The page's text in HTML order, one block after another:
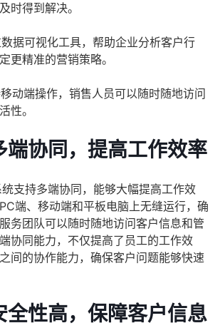
时得到解决。
数据可视化工具，帮助企业分析客户行
更精准的营销策略。
动端操作，销售人员可以随时随地访问
性。
端协同，提高工作效率
支持多端协同，能够大幅提高工作效
端、移动端和平板电脑上无缝运行，确
务团队可以随时随地访问客户信息和管
协同能力，不仅提高了员工的工作效
间的协作能力，确保客户问题能够快速
全性高，保障客户信息